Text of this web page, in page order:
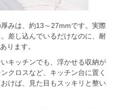
みは、約13～27mmです。実際
差し込んでいるだけなのに、耐
ります。
キッチンでも、浮かせる収納が
クロスなど、キッチン台に置く
けば、見た目もスッキリと整い